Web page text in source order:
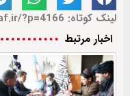
لینک کوتاه: https://iraf.ir/?p=4166
اخبار مرتبط